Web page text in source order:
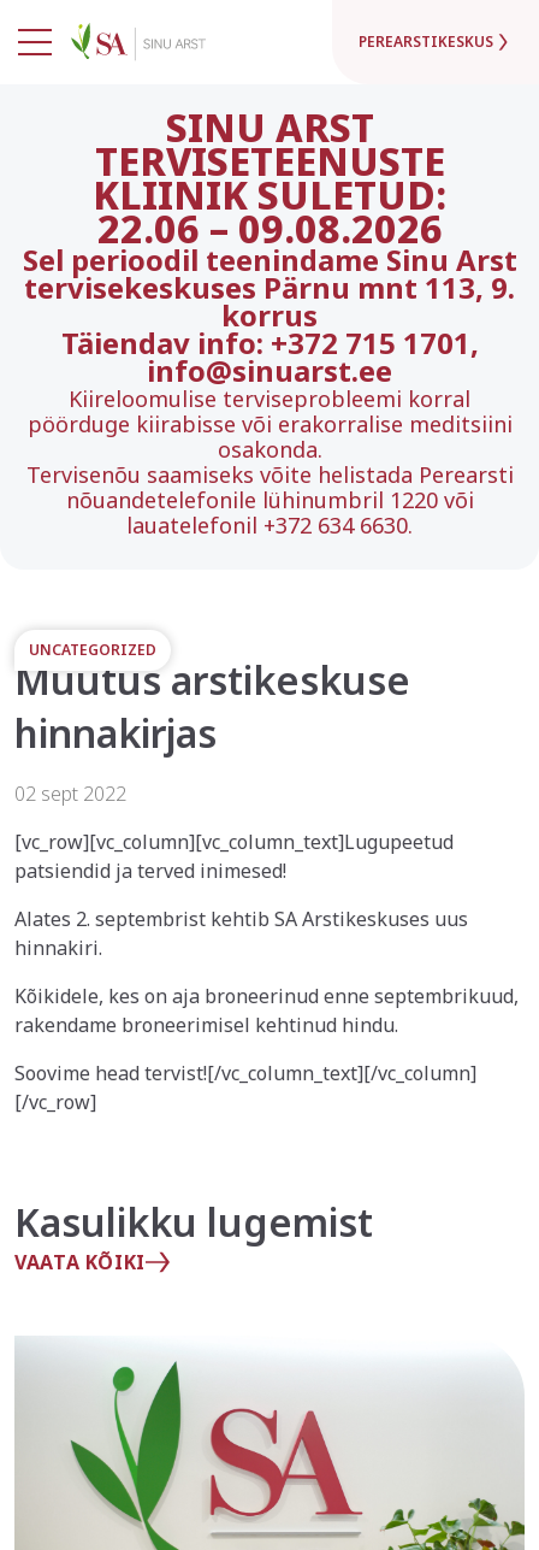
PEREARSTIKESKUS
SINU ARST
TERVISETEENUSTE
KLIINIK SULETUD:
22.06 – 09.08.2026
Sel perioodil teenindame Sinu Arst
tervisekeskuses Pärnu mnt 113, 9.
korrus
Täiendav info: +372 715 1701,
info@sinuarst.ee
Kiireloomulise terviseprobleemi korral
pöörduge kiirabisse või erakorralise meditsiini
osakonda.
Tervisenõu saamiseks võite helistada Perearsti
nõuandetelefonile lühinumbril 1220 või
lauatelefonil +372 634 6630.
UNCATEGORIZED
Muutus arstikeskuse
hinnakirjas
02 sept 2022
[vc_row][vc_column][vc_column_text]Lugupeetud
patsiendid ja terved inimesed!
Alates 2. septembrist kehtib SA Arstikeskuses uus
hinnakiri.
Kõikidele, kes on aja broneerinud enne septembrikuud,
rakendame broneerimisel kehtinud hindu.
Soovime head tervist![/vc_column_text][/vc_column]
[/vc_row]
Kasulikku lugemist
VAATA KÕIKI